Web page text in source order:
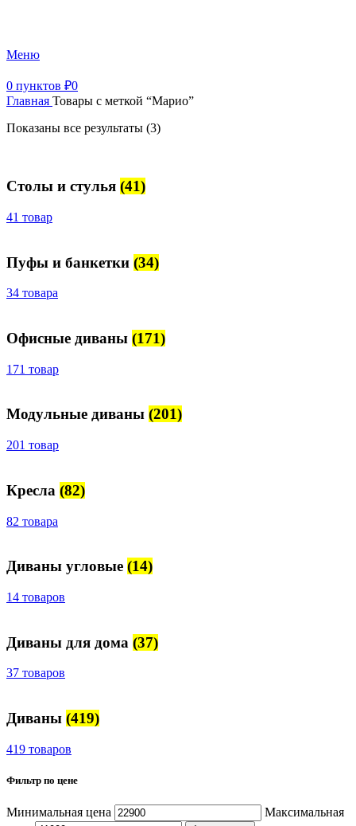
Меню
0 пунктов ₽0
Главная Товары с меткой “Марио”
Показаны все результаты (3)
Столы и стулья (41)
41 товар
Пуфы и банкетки (34)
34 товара
Офисные диваны (171)
171 товар
Модульные диваны (201)
201 товар
Кресла (82)
82 товара
Диваны угловые (14)
14 товаров
Диваны для дома (37)
37 товаров
Диваны (419)
419 товаров
Фильтр по цене
Минимальная цена
Максимальная